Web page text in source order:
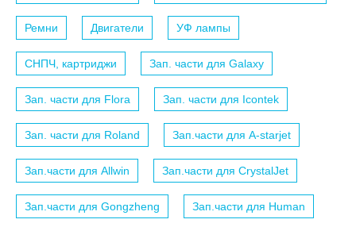
Ремни Двигатели УФ лампы
СНПЧ, картриджи Зап. части для Galaxy
Зап. части для Flora Зап. части для Icontek
Зап. части для Roland Зап.части для A-starjet
Зап.части для Allwin Зап.части для CrystalJet
Зап.части для Gongzheng Зап.части для Human